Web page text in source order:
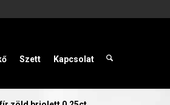
Szett Kapcsolat